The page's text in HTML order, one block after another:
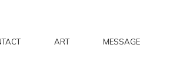
ART MESSAGE